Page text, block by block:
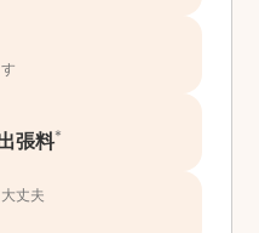
張料*
丈夫